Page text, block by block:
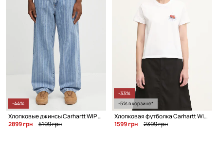
-44%
Хлопковые джинсы Carhartt WIP Rylan
2899 грн
5199 грн
-33%
-5% в корзине*
Хлопковая футболка Carhartt WIP W' S/S Jake Garcia
1599 грн
2399 грн